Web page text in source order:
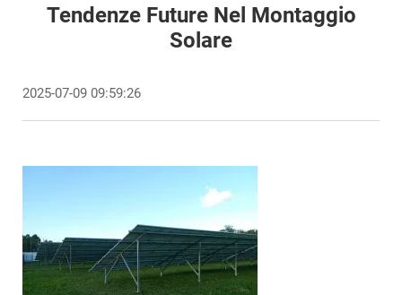
Tendenze Future Nel Montaggio
Solare
2025-07-09 09:59:26